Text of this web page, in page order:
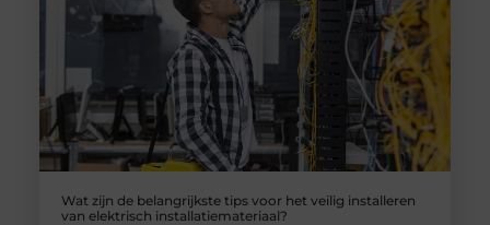
Wat zijn de belangrijkste tips voor het veilig installeren
van elektrisch installatiemateriaal?